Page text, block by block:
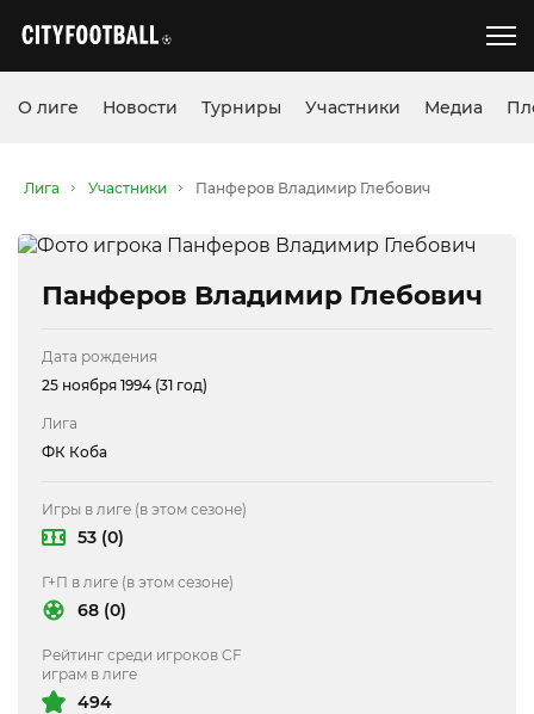
О лиге Новости Турниры Участники Медиа
Лига Участники Панферов Владимир Глебович
Панферов Владимир Глебович
Дата рождения
25 ноября 1994 (31 год)
Лига
ФК Коба
Игры в лиге (в этом сезоне)
53 (0)
Г+П в лиге (в этом сезоне)
68 (0)
Рейтинг среди игроков CF
играм в лиге
494